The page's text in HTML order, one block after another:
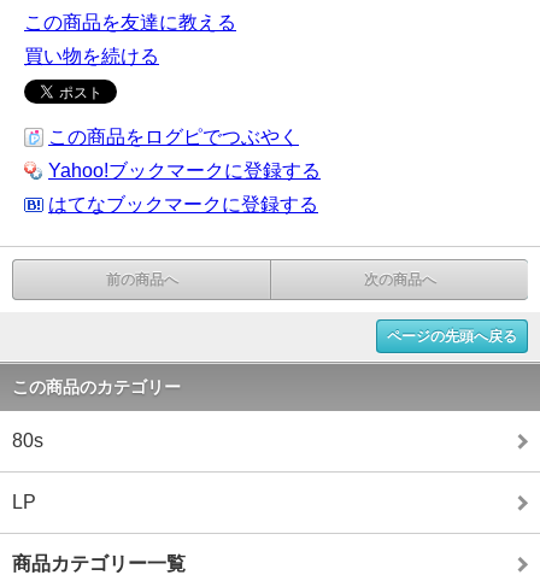
この商品を友達に教える
買い物を続ける
この商品をログピでつぶやく
Yahoo!ブックマークに登録する
はてなブックマークに登録する
前の商品へ 次の商品へ
ページの先頭へ戻る
この商品のカテゴリー
80s
LP
商品カテゴリー一覧